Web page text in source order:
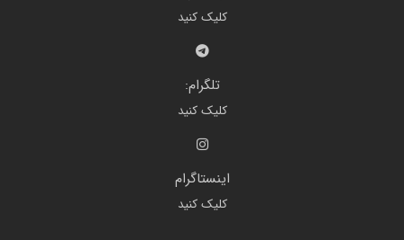
کلیک کنید
تلگرام:
کلیک کنید
اینستاگرام
کلیک کنید